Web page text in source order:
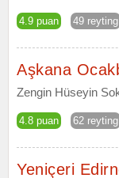
4.9 puan 49 reyting
Aşkana
Zengin Hüseyin
4.8 puan 62 reyting
Yeniçeri